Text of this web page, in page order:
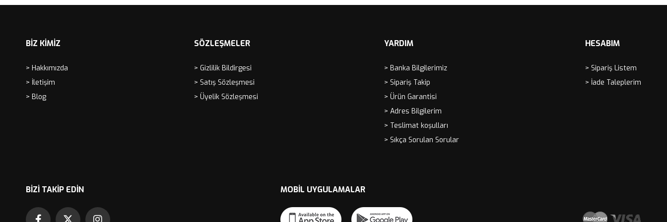
BİZ KİMİZ
> Hakkımızda
> İletişim
> Blog
SÖZLEŞMELER
> Gizlilik Bildirgesi
> Satış Sözleşmesi
> Üyelik Sözleşmesi
YARDIM
> Banka Bilgilerimiz
> Sipariş Takip
> Ürün Garantisi
> Adres Bilgilerim
> Teslimat koşulları
> Sıkça Sorulan Sorular
HESABIM
> Sipariş Listem
> İade Taleplerim
BIZI TAKIP EDIN MOBIL UYGULAMALAR